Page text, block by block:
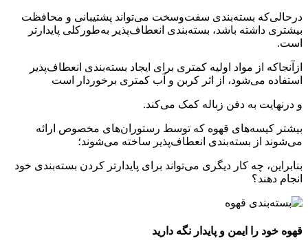
درحالی‌که بسته‌بندی سفت‌وسخت می‌تواند پشتیبانی و محافظت
بیشتری داشته باشد، بسته‌بندی انعطاف‌پذیر به‌طورکلی پایدارتر
است.
ازآنجاکه از مواد اولیه کمتری برای ایجاد بسته‌بندی انعطاف‌پذیر
استفاده می‌شود، از اثر کربن و آب کمتری برخوردار است
و درنهایت به دفن زباله کمک می‌کند.
بیشتر کیسه‌های قهوه که توسط رستوران‌های مخصوص ارائه
می‌شوند از بسته‌بندی انعطاف‌پذیر ساخته می‌شوند؛
بنابراین، چه کار دیگری می‌تواند برای پایدارتر کردن بسته‌بندی خود
انجام دهند؟
قهوه خود را ایمن و پایدار نگه دارید